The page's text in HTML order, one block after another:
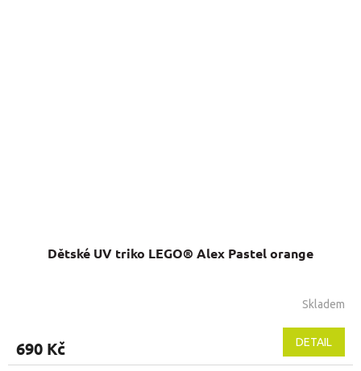
Dětské UV triko LEGO® Alex Pastel orange
je
5,0
Skladem
690 Kč DETAIL